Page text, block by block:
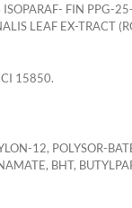
FIN
LEAF EX-TRACT
15850.
12, POLYSOR-
BHT,